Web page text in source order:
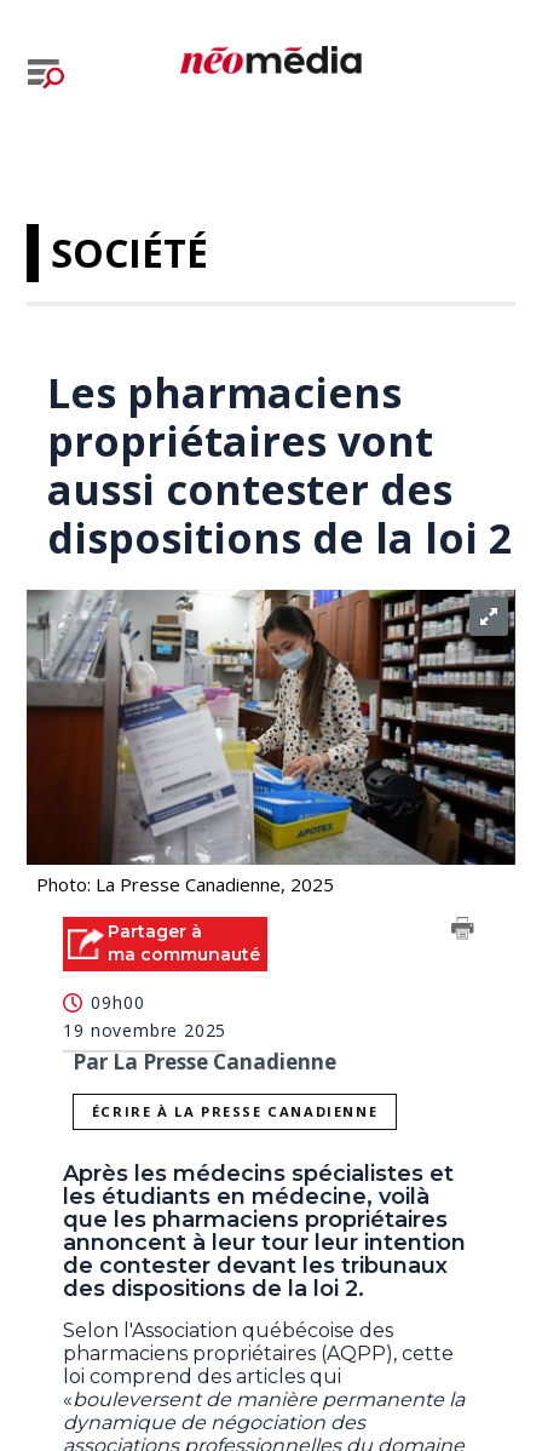
SOCIÉTÉ
Les pharmaciens
propriétaires vont
aussi contester des
dispositions de la loi 2
Photo: La Presse Canadienne, 2025
Partager à
ma communauté
09h00
19 novembre 2025
Par La Presse Canadienne
ÉCRIRE À LA PRESSE CANADIENNE
Après les médecins spécialistes et
les étudiants en médecine, voilà
que les pharmaciens propriétaires
annoncent à leur tour leur intention
de contester devant les tribunaux
des dispositions de la loi 2.
Selon l'Association québécoise des
pharmaciens propriétaires (AQPP), cette
loi comprend des articles qui
«bouleversent de manière permanente la
dynamique de négociation des
associations professionnelles du domaine